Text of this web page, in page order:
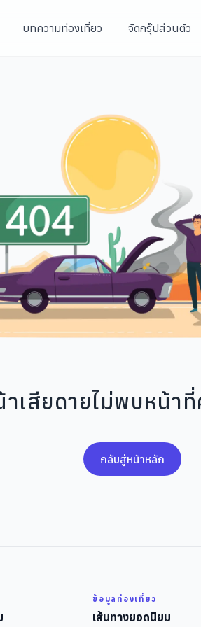
บทความท่องเที่ยว จัดกรุ๊ปส่วนตัว
าเสียดายไม่พบหน้า
กลับสู่หน้าหลัก
ข้อมูลท่องเที่ยว
เส้นทางยอดนิยม